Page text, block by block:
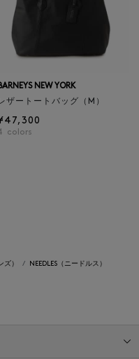
NEW YORK
レザートートバッグ（M）
colors
ズ） NEEDLES（ニードルス）